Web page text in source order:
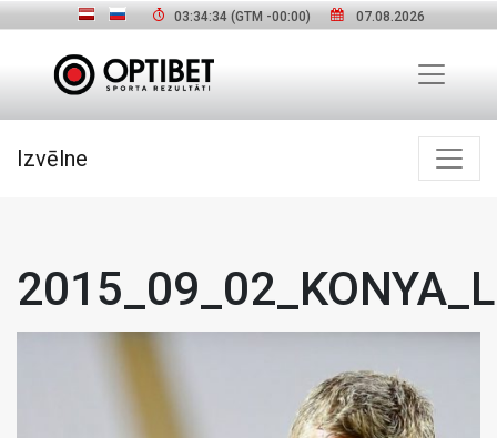
03:34:35(GTM -00:00) 07.08.2026
Izvēlne